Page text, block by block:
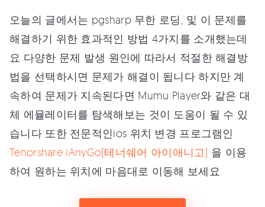
오늘의 글에서는 pgsharp 무한 로딩, 및 이 문제를
해결하기 위한 효과적인 방법 4가지를 소개했는데
요 다양한 문제 발생 원인에 따라서 적절한 해결방
법을 선택하시면 문제가 해결이 됩니다 하지만 계
속하여 문제가 지속된다면 Mumu Player와 같은 대
체 에뮬레이터를 탐색해보는 것이 도움이 될 수 있
습니다 또한 전문적인ios 위치 변경 프로그램인
Tenorshare iAnyGo(테너쉐어 아이애니고) 을 이용
하여 원하는 위치에 마음대로 이동해 보세요